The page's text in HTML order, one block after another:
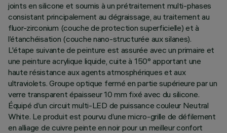
joints en silicone et soumis à un prétraitement multi-phases
consistant principalement au dégraissage, au traitement au
fluor-zirconium (couche de protection superficielle) et à
l’étanchéisation (couche nano-structurée aux silanes).
L'étape suivante de peinture est assurée avec un primaire et
une peinture acrylique liquide, cuite à 150° apportant une
haute résistance aux agents atmosphériques et aux
ultraviolets. Groupe optique fermé en partie supérieure par un
verre transparent épaisseur 10 mm fixé avec du silicone.
Équipé d’un circuit multi-LED de puissance couleur Neutral
White. Le produit est pourvu d’une micro-grille de défilement
en alliage de cuivre peinte en noir pour un meilleur confort